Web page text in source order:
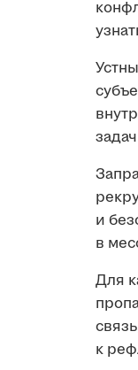
и
в
Для
к